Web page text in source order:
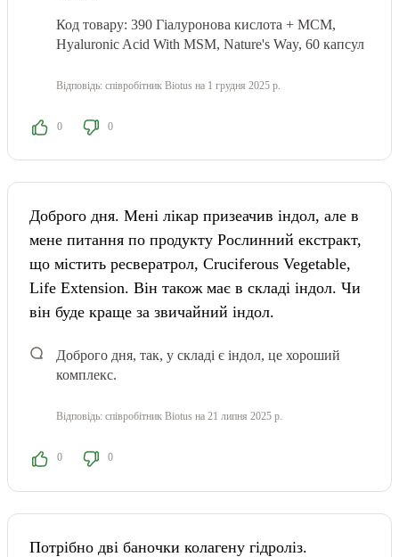
Код товару: 390 Гіалуронова кислота + МСМ,
Hyaluronic Acid With MSM, Nature's Way, 60 капсул
Відповідь: співробітник Biotus на 1 грудня 2025 р.
0 0
Доброго дня. Мені лікар призеачив індол, але в
мене питання по продукту Рослинний екстракт,
що містить ресвератрол, Cruciferous Vegetable,
Life Extension. Він також має в складі індол. Чи
він буде краще за звичайний індол.
Доброго дня, так, у складі є індол, це хороший
комплекс.
Відповідь: співробітник Biotus на 21 липня 2025 р.
0 0
Потрібно дві баночки колагену гідроліз.